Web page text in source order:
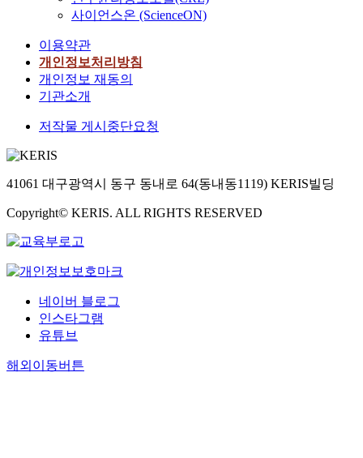
사이언스온 (ScienceON)
이용약관
개인정보처리방침
개인정보 재동의
기관소개
저작물 게시중단요청
41061 대구광역시 동구 동내로 64(동내동1119) KERIS빌딩
Copyright© KERIS. ALL RIGHTS RESERVED
네이버 블로그
인스타그램
유튜브
해외이동버튼